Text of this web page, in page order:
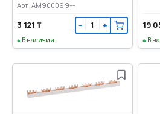
Арт: AM900099--
3 121 ₸ − +
В наличии
19
В